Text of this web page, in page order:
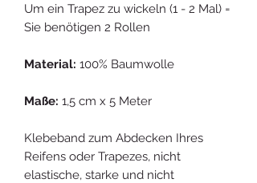
Um ein Trapez zu wickeln (1 - 2 Mal) =
Sie benötigen 2 Rollen
Material: 100% Baumwolle
Maße: 1,5 cm x 5 Meter
Klebeband zum Abdecken Ihres
Reifens oder Trapezes, nicht
elastische, starke und nicht